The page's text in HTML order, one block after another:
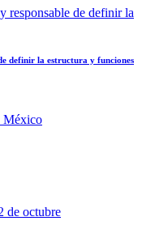
definir la estructura y funciones